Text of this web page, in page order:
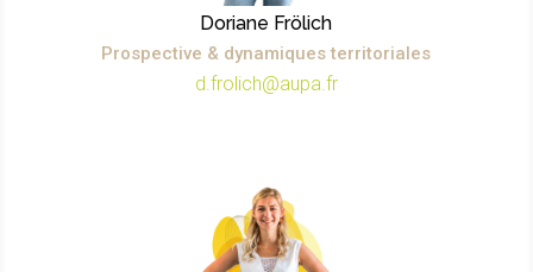
Doriane Frölich
Prospective & dynamiques territoriales
d.frolich@aupa.fr